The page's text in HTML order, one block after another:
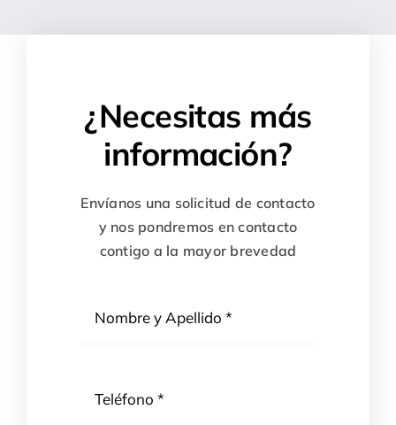
¿Necesitas más
información?
Envíanos una solicitud de contacto
y nos pondremos en contacto
contigo a la mayor brevedad